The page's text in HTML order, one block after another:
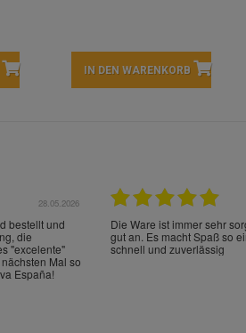
IN DEN WARENKORB
21.05.2026
Die Waren sind schnell
worden!